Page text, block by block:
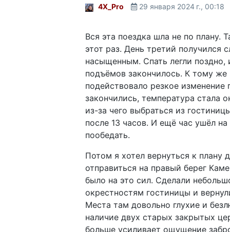
4X_Pro 29 января 2024 г., 00:18
Вся эта поездка шла не по плану.
этот раз. День третий получился
насыщенным. Спать легли поздно,
подъёмов закончилось. К тому же
подействовало резкое
закончились, температура стала
из-за чего выбраться из
после 13 часов. И ещё час ушёл
пообедать.
Потом я хотел вернуться к плану
отправиться на правый берег
было на это сил. Сделали
окрестностям гостиницы и
Места там довольно глухие и
наличие двух старых закрытых
больше усиливает ощущение